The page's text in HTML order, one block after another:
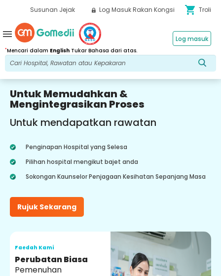
Susunan Jejak Log Masuk Rakan Kongsi shopping_cart Troli
*Mencari dalam English Tukar Bahasa dari atas.
Log masuk
menu
Untuk Memudahkan &
Mengintegrasikan Proses
Untuk mendapatkan rawatan
Penginapan Hospital yang Selesa
Pilihan hospital mengikut bajet anda
Sokongan Kaunselor Penjagaan Kesihatan Sepanjang Masa
Rujuk Sekarang
Faedah Kami
Perubatan Biasa
Pemenuhan